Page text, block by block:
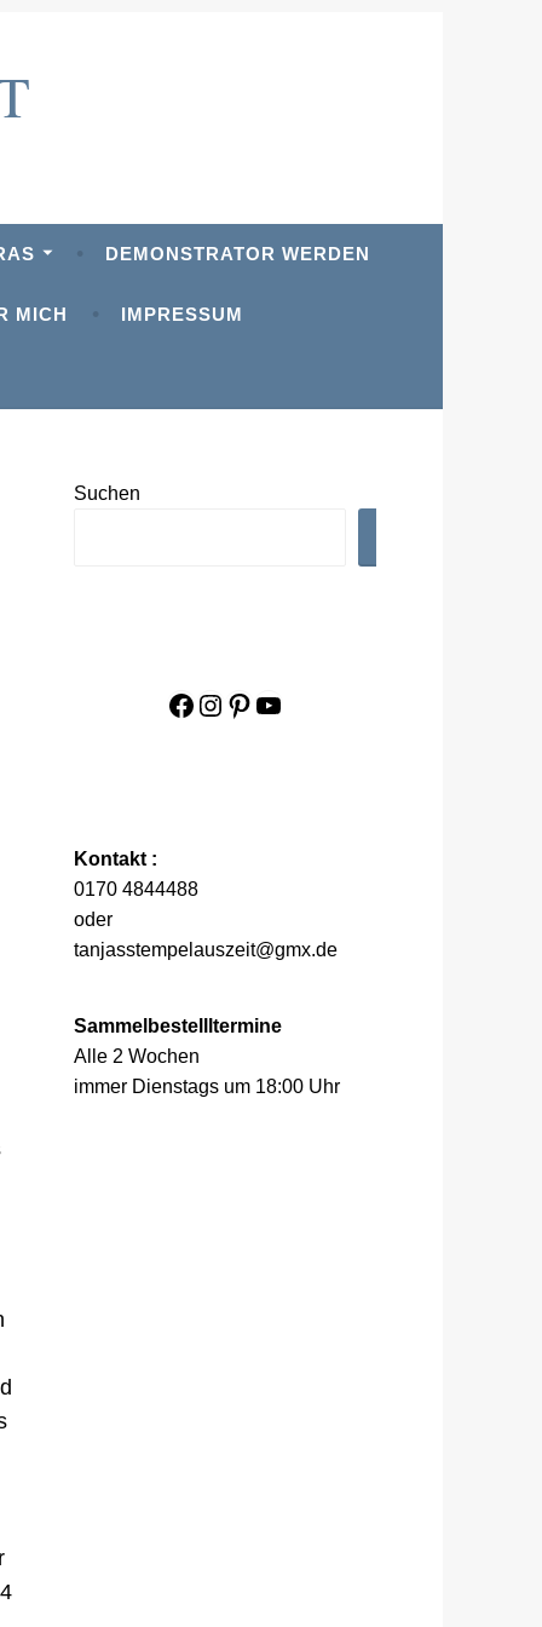
DEMONSTRATOR WERDEN
MICH IMPRESSUM
Suchen
Facebook
Instagram
Pinterest
YouTube
Kontakt :
0170 4844488
oder
tanjasstempelauszeit@gmx.de
Sammelbestellltermine
Alle 2 Wochen
immer Dienstags um 18:00 Uhr